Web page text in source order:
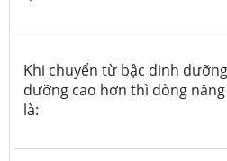
Khi chuyển từ bậc dinh
dưỡng cao hơn thì dòng
là: